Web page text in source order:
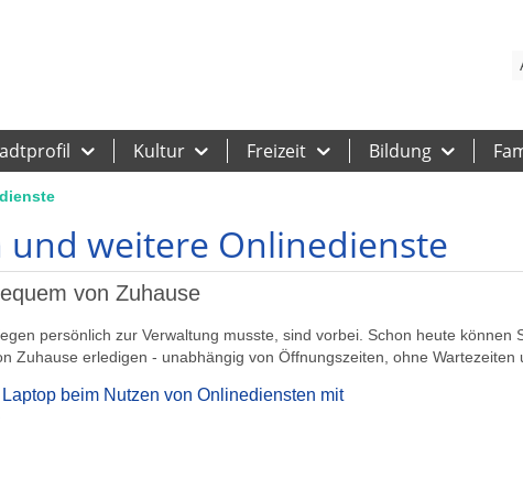
Kultur Freizeit Bildung
weitere Onlinedienste
von Zuhause
persönlich zur Verwaltung musste, sind vorbei. Schon heute können
Zuhause erledigen - unabhängig von Öffnungszeiten, ohne Wartezeiten